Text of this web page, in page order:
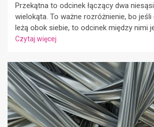
Przekątna to odcinek łączący dwa
wielokąta. To ważne rozróżnienie, bo jeśli
leżą obok siebie, to odcinek między nimi
Czytaj więcej